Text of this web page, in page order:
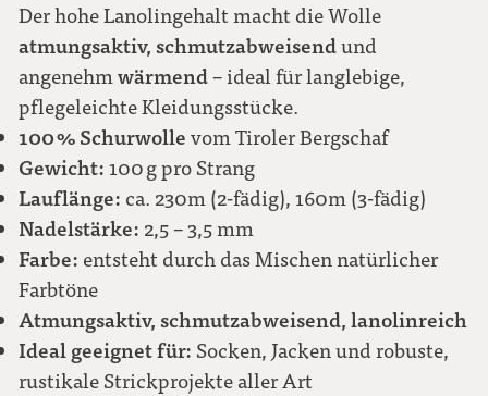
Der hohe Lanolingehalt macht die Wolle
atmungsaktiv, schmutzabweisendund
angenehmwärmend– ideal für langlebige,
pflegeleichte Kleidungsstücke.
100 % Schurwolle vom Tiroler Bergschaf
Gewicht:100 g pro Strang
Lauflänge: ca. 230m (2-fädig), 160m (3-fädig)
Nadelstärke: 2,5 – 3,5 mm
Farbe: entsteht durch das Mischen natürlicher
Farbtöne
Atmungsaktiv, schmutzabweisend, lanolinreich
Ideal geeignet für: Socken, Jacken und robuste,
rustikale Strickprojekte aller Art